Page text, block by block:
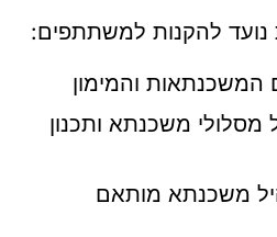
נועד להקנות למשתתפים:
המשכנתאות והמימון
משכנתא ותכנון
משכנתא מותאם